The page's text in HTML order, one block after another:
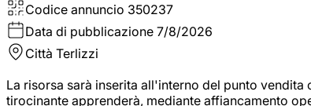
Codice annuncio 350237
Data di pubblicazione 7/8/2026
Città Terlizzi
La risorsa sarà inserita all'interno del punto
tirocinante apprenderà, mediante affiancamento